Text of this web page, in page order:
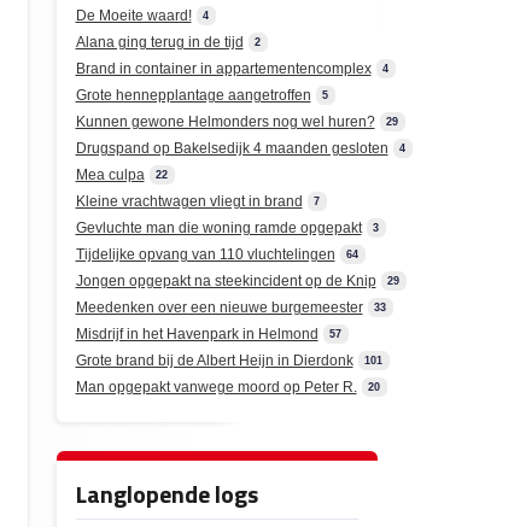
De Moeite waard! 4
Alana ging terug in de tijd 2
Brand in container in appartementencomplex 4
Grote hennepplantage aangetroffen 5
Kunnen gewone Helmonders nog wel huren? 29
Drugspand op Bakelsedijk 4 maanden gesloten 4
Mea culpa 22
Kleine vrachtwagen vliegt in brand 7
Gevluchte man die woning ramde opgepakt 3
Tijdelijke opvang van 110 vluchtelingen 64
Jongen opgepakt na steekincident op de Knip 29
Meedenken over een nieuwe burgemeester 33
Misdrijf in het Havenpark in Helmond 57
Grote brand bij de Albert Heijn in Dierdonk 101
Man opgepakt vanwege moord op Peter R. 20
Langlopende logs